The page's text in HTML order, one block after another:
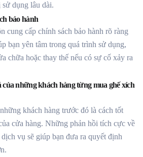
sử dụng lâu dài.
bảo hành
cung cấp chính sách bảo hành rõ ràng
bạn yên tâm trong quá trình sử dụng,
chữa hoặc thay thế nếu có sự cố xảy ra
của những khách hàng từng mua ghế xích
khách hàng trước đó là cách tốt
cửa hàng. Những phản hồi tích cực về
vụ sẽ giúp bạn đưa ra quyết định